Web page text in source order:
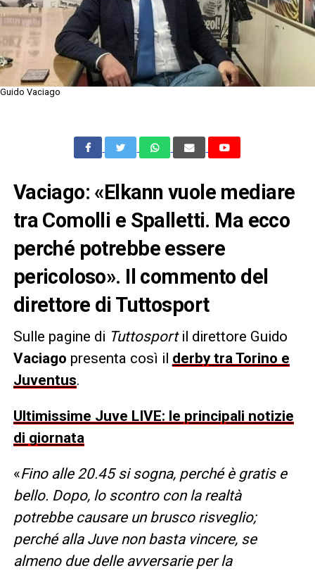
Guido Vaciago
Vaciago: «Elkann vuole mediare
tra Comolli e Spalletti. Ma ecco
perché potrebbe essere
pericoloso». Il commento del
direttore di Tuttosport
Sulle pagine di Tuttosportil direttore Guido
Vaciago presenta così il derby tra Torino e
Juventus.
Ultimissime Juve LIVE: le principali notizie
di giornata
«Fino alle 20.45 si sogna, perché è gratis e
bello. Dopo, lo scontro con la realtà
potrebbe causare un brusco risveglio;
perché alla Juve non basta vincere, se
almeno due delle avversarie per la